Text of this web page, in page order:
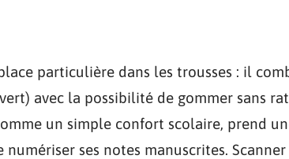
particulière dans les trousses : il
avec la possibilité de gommer sans
un simple confort scolaire, prend
ses notes manuscrites.